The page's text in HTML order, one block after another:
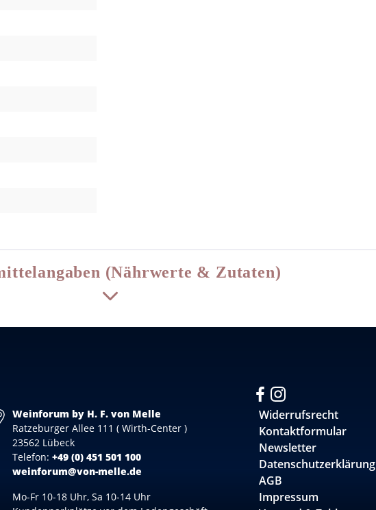
(Nährwerte & Zutaten)
Weinforum by H. F. von Melle
Ratzeburger Allee 111 ( Wirth-Center )
23562 Lübeck
Telefon: +49 (0) 451 501 100
weinforum@von-melle.de
Mo-Fr 10-18 Uhr, Sa 10-14 Uhr
Widerrufsrecht
Kontaktformular
Newsletter
Datenschutzerklärung
AGB
Impressum